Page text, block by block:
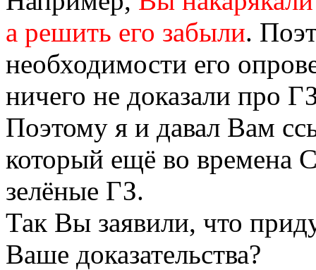
а решить его забыли.
необходимости его
ничего не доказали про
Поэтому я и давал Вам
который ещё во времена
зелёные ГЗ.
Так Вы заявили, что
Ваше доказательства?